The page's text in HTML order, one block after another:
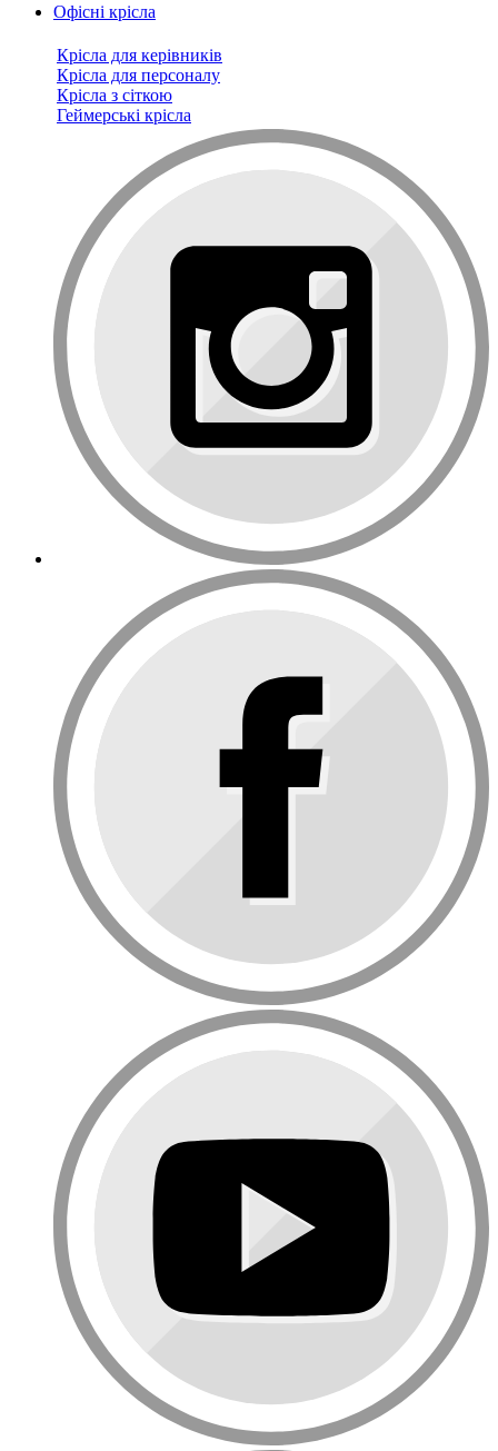
Офісні крісла
Крісла для керівників
Крісла для персоналу
Крісла з сіткою
Геймерські крісла